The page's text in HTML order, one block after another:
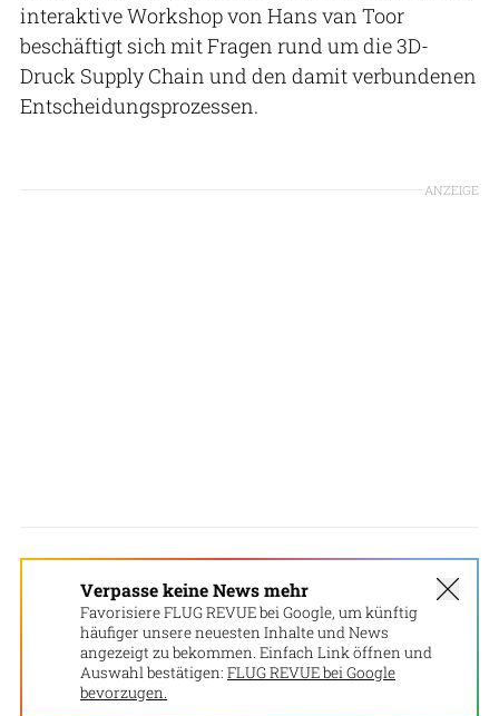
interaktive Workshop von Hans van Toor
beschäftigt sich mit Fragen rund um die 3D-
Druck Supply Chain und den damit verbundenen
Entscheidungsprozessen.
ANZEIGE
Verpasse keine News mehr
Favorisiere FLUG REVUE bei Google, um künftig
häufiger unsere neuesten Inhalte und News
angezeigt zu bekommen. Einfach Link öffnen und
Auswahl bestätigen: FLUG REVUE bei Google
bevorzugen.